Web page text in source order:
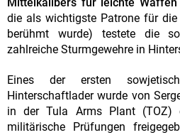
die als wichtigste Patrone für die
berühmt wurde) testete die
zahlreiche Sturmgewehre in
Eines der ersten
Hinterschaftlader wurde von
in der Tula Arms Plant (TOZ)
militärische Prüfungen